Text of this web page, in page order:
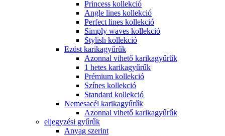
Princess kollekció
Angle lines kollekció
Perfect lines kollekció
Simply waves kollekció
Stylish kollekció
Ezüst karikagyűrűk
Azonnal vihető karikagyűrűk
1 hetes karikagyűrűk
Prémium kollekció
Színes kollekció
Standard kollekció
Nemesacél karikagyűrűk
Azonnal vihető karikagyűrűk
eljegyzési gyűrűk
Anyag szerint